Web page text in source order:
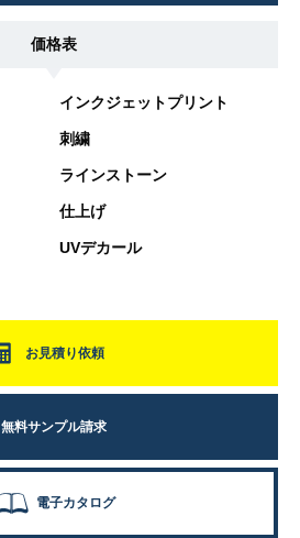
価格表
インクジェットプリント
刺繍
ラインストーン
仕上げ
UVデカール
お見積り依頼
無料サンプル請求
電子カタログ